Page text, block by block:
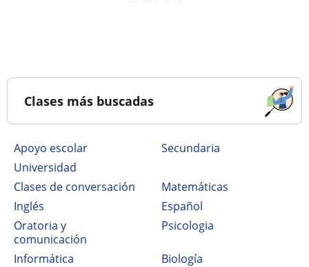
Clases más buscadas
Apoyo escolar
secundaria
Universidad
Clases de conversación
Matemáticas
Inglés
Español
Oratoria y
comunicación
Psicologia
Informática
Biología